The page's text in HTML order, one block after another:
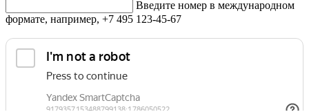
Введите номер в международном
формате, например, +7 495 123-45-67